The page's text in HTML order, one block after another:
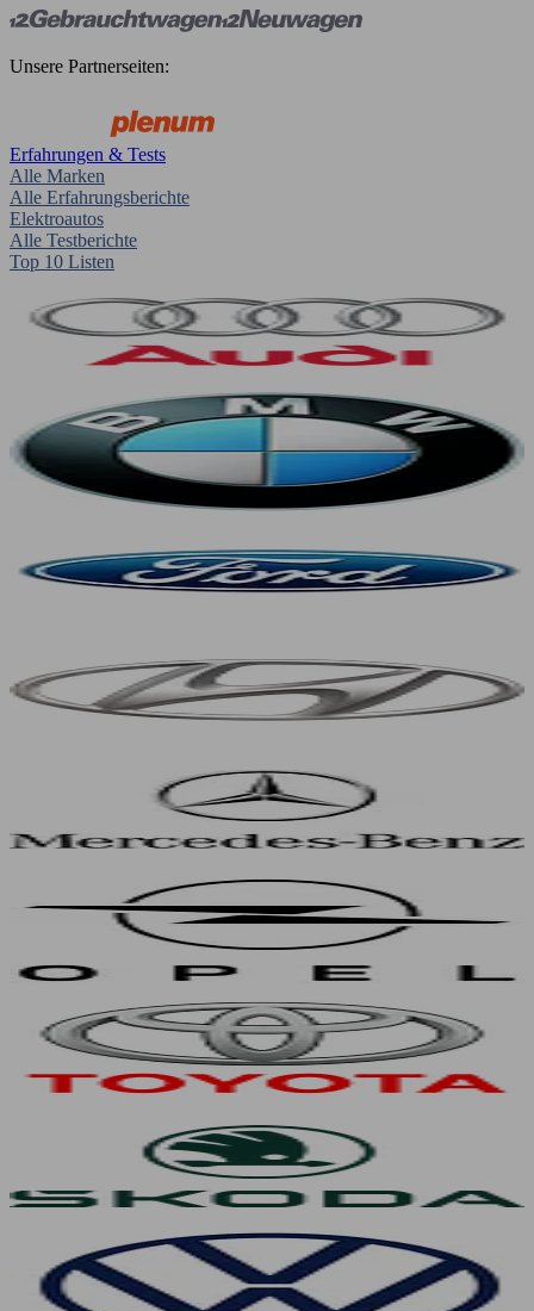
Unsere Partnerseiten:
Erfahrungen & Tests
Alle Marken
Alle Erfahrungsberichte
Elektroautos
Alle Testberichte
Top 10 Listen